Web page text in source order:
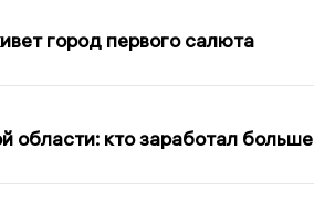
город первого салюта
области: кто заработал больше